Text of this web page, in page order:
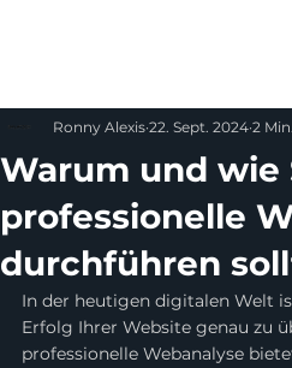
Warum und wie
professionelle
durchführen
Ronny Alexis 22. Sept. 2024 2
In der heutigen digitalen Welt
Erfolg Ihrer Website genau zu
professionelle Webanalyse